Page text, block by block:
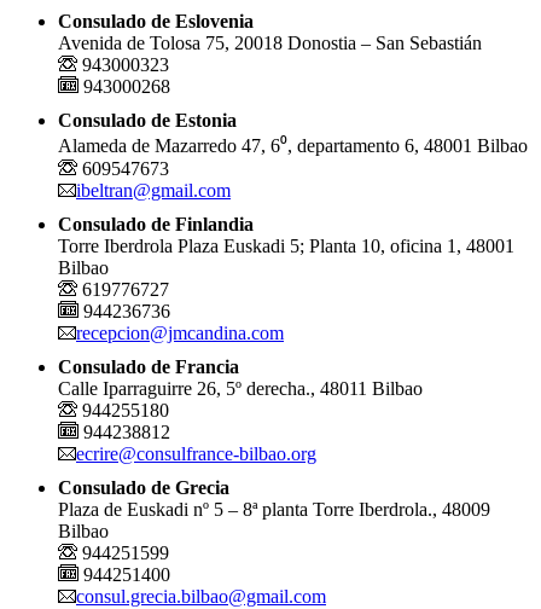
Consulado de Eslovenia
Avenida de Tolosa 75, 20018 Donostia – San Sebastián
943000323
943000268
Consulado de Estonia
Alameda de Mazarredo 47, 6⁰, departamento 6, 48001 Bilbao
609547673
ibeltran@gmail.com
Consulado de Finlandia
Torre Iberdrola Plaza Euskadi 5; Planta 10, oficina 1, 48001
Bilbao
619776727
944236736
recepcion@jmcandina.com
Consulado de Francia
Calle Iparraguirre 26, 5º derecha., 48011 Bilbao
944255180
944238812
ecrire@consulfrance-bilbao.org
Consulado de Grecia
Plaza de Euskadi nº 5 – 8ª planta Torre Iberdrola., 48009
Bilbao
944251599
944251400
consul.grecia.bilbao@gmail.com